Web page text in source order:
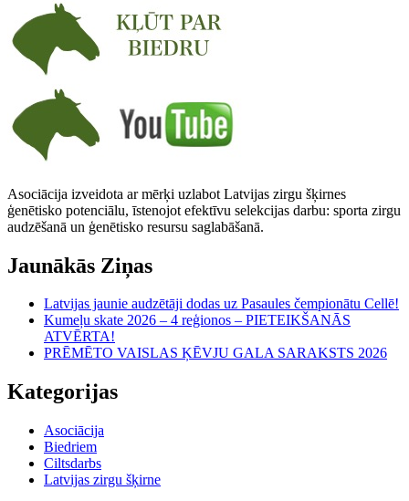
Asociācija izveidota ar mērķi uzlabot Latvijas zirgu šķirnes
ģenētisko potenciālu, īstenojot efektīvu selekcijas darbu: sporta zirgu
audzēšanā un ģenētisko resursu saglabāšanā.
Jaunākās Ziņas
Latvijas jaunie audzētāji dodas uz Pasaules čempionātu Cellē!
Kumeļu skate 2026 – 4 reģionos – PIETEIKŠANĀS
ATVĒRTA!
PRĒMĒTO VAISLAS ĶĒVJU GALA SARAKSTS 2026
Kategorijas
Asociācija
Biedriem
Ciltsdarbs
Latvijas zirgu šķirne